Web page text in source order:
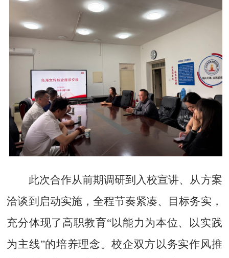
此次合作从前期调研到入校宣讲、从方案
洽谈到启动实施，全程节奏紧凑、目标务实，
充分体现了高职教育“以能力为本位、以实践
为主线”的培养理念。校企双方以务实作风推